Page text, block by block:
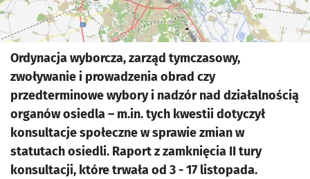
Ordynacja wyborcza, zarząd tymczasowy,
zwoływanie i prowadzenia obrad czy
przedterminowe wybory i nadzór nad działalnością
organów osiedla – m.in. tych kwestii dotyczył
konsultacje społeczne w sprawie zmian w
statutach osiedli. Raport z zamknięcia II tury
konsultacji, które trwała od 3 - 17 listopada.